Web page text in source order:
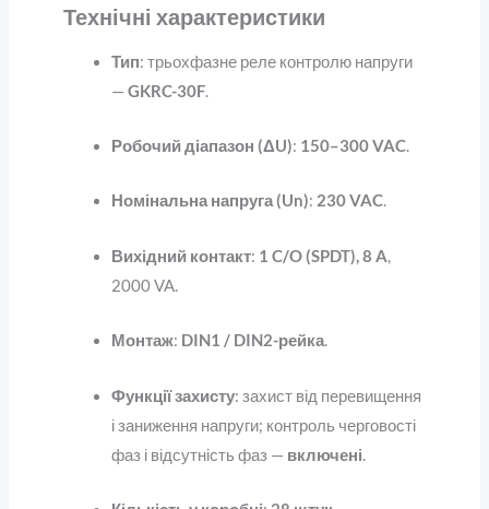
Технічні характеристики
Тип: трьохфазне реле контролю напруги
— GKRC-30F.
Робочий діапазон (ΔU): 150–300 VAC.
Номінальна напруга (Un): 230 VAC.
Вихідний контакт: 1 C/O (SPDT), 8 A,
2000 VA.
Монтаж: DIN1 / DIN2-рейка.
Функції захисту: захист від перевищення
і заниження напруги; контроль черговості
фаз і відсутність фаз — включені.